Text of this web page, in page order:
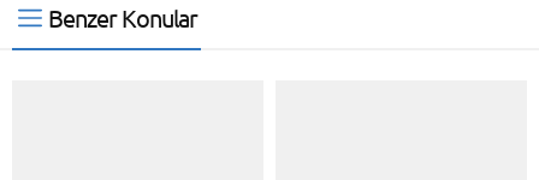
Benzer Konular